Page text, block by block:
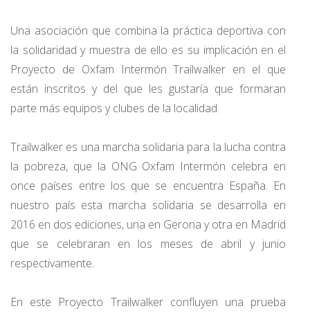
Una asociación que combina la práctica deportiva con
la solidaridad y muestra de ello es su implicación en el
Proyecto de Oxfam Intermón Trailwalker en el que
están inscritos y del que les gustaría que formaran
parte más equipos y clubes de la localidad.
Trailwalker es una marcha solidaria para la lucha contra
la pobreza, que la ONG Oxfam Intermón celebra en
once países entre los que se encuentra España. En
nuestro país esta marcha solidaria se desarrolla en
2016 en dos ediciones, una en Gerona y otra en Madrid
que se celebraran en los meses de abril y junio
respectivamente.
En este Proyecto Trailwalker confluyen una prueba